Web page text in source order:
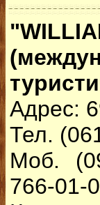
Адрес:
Тел.
Моб.
766-01-